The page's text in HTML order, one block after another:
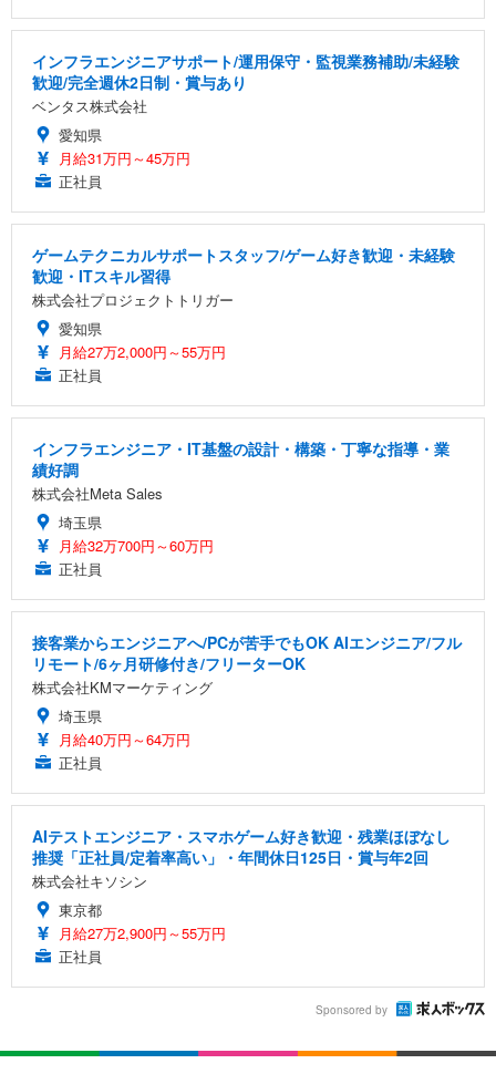
インフラエンジニアサポート/運用保守・監視業務補助/未経験
歓迎/完全週休2日制・賞与あり
ベンタス株式会社
愛知県
月給31万円～45万円
正社員
ゲームテクニカルサポートスタッフ/ゲーム好き歓迎・未経験
歓迎・ITスキル習得
株式会社プロジェクトトリガー
愛知県
月給27万2,000円～55万円
正社員
インフラエンジニア・IT基盤の設計・構築・丁寧な指導・業
績好調
株式会社Meta Sales
埼玉県
月給32万700円～60万円
正社員
接客業からエンジニアへ/PCが苦手でもOK AIエンジニア/フル
リモート/6ヶ月研修付き/フリーターOK
株式会社KMマーケティング
埼玉県
月給40万円～64万円
正社員
AIテストエンジニア・スマホゲーム好き歓迎・残業ほぼなし
推奨「正社員/定着率高い」・年間休日125日・賞与年2回
株式会社キソシン
東京都
月給27万2,900円～55万円
正社員
Sponsored by